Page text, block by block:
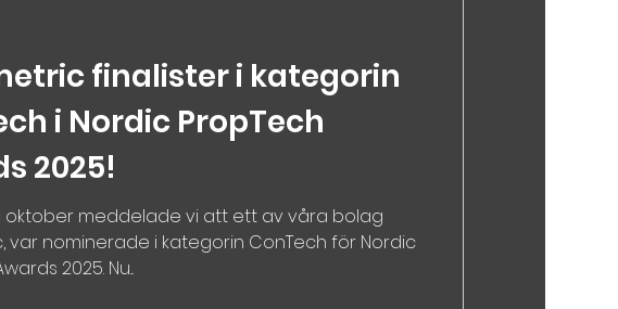
finalister i kategorin
i Nordic PropTech
2025!
oktober meddelade vi att ett av våra bolag
var nominerade i kategorin ConTech för Nordic
2025. Nu...